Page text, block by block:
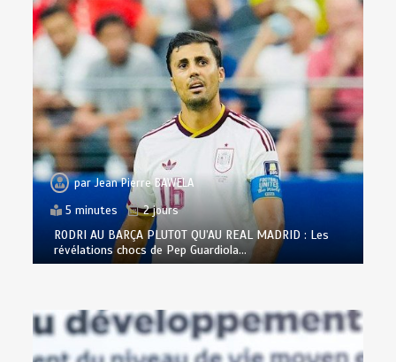
parJean Pierre BAWELA
5 minutes
2 jours
RODRI AU BARÇA PLUTOT QU’AU REAL MADRID : Les
révélations chocs de Pep Guardiola…